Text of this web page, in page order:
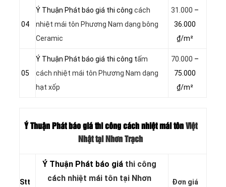
04
Ý Thuận Phát báo giá thi công cách
nhiệt mái tôn Phương Nam dạng bông
Ceramic
31.000 –
36.000
₫/m²
05
Ý Thuận Phát báo giá thi công tấm
cách nhiệt mái tôn Phương Nam dạng
hạt xốp
70.000 –
75.000
₫/m²
Ý Thuận Phát báo giá thi công cách nhiệt mái tônViệt
Nhật tại Nhơn Trạch
Stt
Ý Thuận Phát báo giá thi công
cách nhiệt mái tôn tại Nhơn
Đơn giá